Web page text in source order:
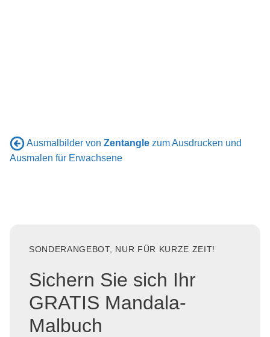
Ausmalbilder von Zentangle zum Ausdrucken und
Ausmalen für Erwachsene
SONDERANGEBOT, NUR FÜR KURZE ZEIT!
Sichern Sie sich Ihr
GRATIS Mandala-
Malbuch